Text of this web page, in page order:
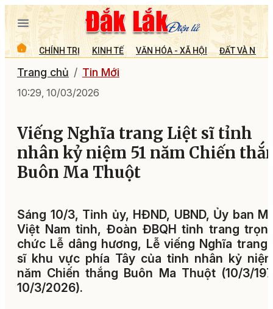
CHÍNH TRỊ KINH TẾ VĂN HÓA - XÃ HỘI ĐẤT VÀ
Trang chủ Tin Mới
10:29, 10/03/2026
Viếng Nghĩa trang Liệt sĩ tỉnh
nhân kỷ niệm 51 năm Chiến
Buôn Ma Thuột
Sáng 10/3, Tỉnh ủy, HĐND, UBND, Ủy ban
Việt Nam tỉnh, Đoàn ĐBQH tỉnh trang
chức Lễ dâng hương, Lễ viếng Nghĩa trang
sĩ khu vực phía Tây của tỉnh nhân kỷ
năm Chiến thắng Buôn Ma Thuột (10/3/
10/3/2026).